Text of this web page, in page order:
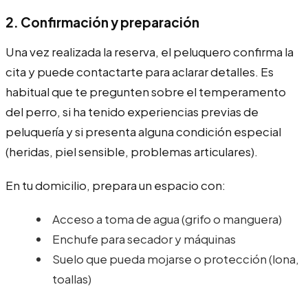
2. Confirmación y preparación
Una vez realizada la reserva, el peluquero confirma la
cita y puede contactarte para aclarar detalles. Es
habitual que te pregunten sobre el temperamento
del perro, si ha tenido experiencias previas de
peluquería y si presenta alguna condición especial
(heridas, piel sensible, problemas articulares).
En tu domicilio, prepara un espacio con:
Acceso a toma de agua (grifo o manguera)
Enchufe para secador y máquinas
Suelo que pueda mojarse o protección (lona,
toallas)